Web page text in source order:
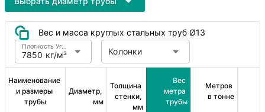
Вес и масса круглых стальных труб Ø13
7850 кг/м³
Плотность Углеродистая сталь Колонки
Наименование
и размеры
трубы
Диаметр,
мм
Толщина
стенки,
мм
Вес
метра
трубы
Метров
в тонне